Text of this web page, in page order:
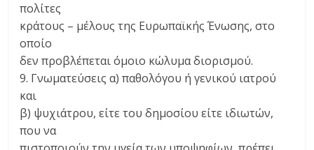
πολίτες
κράτους – μέλους της Ευρωπαϊκής Ένωσης, στο
οποίο
δεν προβλέπεται όμοιο κώλυμα διορισμού.
9. Γνωματεύσεις α) παθολόγου ή γενικού ιατρού
και
β) ψυχιάτρου, είτε του δημοσίου είτε ιδιωτών,
που να